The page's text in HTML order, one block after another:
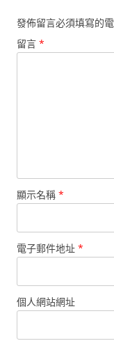
發佈留言必須填寫的
留言 *
顯示名稱 *
電子郵件地址 *
個人網站網址